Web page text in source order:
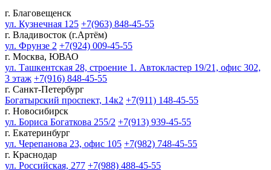
г. Благовещенск
ул. Кузнечная 125 +7(963) 848-45-55
г. Владивосток (г.Артём)
ул. Фрунзе 2 +7(924) 009-45-55
г. Москва, ЮВАО
ул. Ташкентская 28, строение 1. Автокластер 19/21, офис 302,
3 этаж +7(916) 848-45-55
г. Санкт-Петербург
Богатырский проспект, 14к2 +7(911) 148-45-55
г. Новосибирск
ул. Бориса Богаткова 255/2 +7(913) 939-45-55
г. Екатеринбург
ул. Черепанова 23, офис 105 +7(982) 748-45-55
г. Краснодар
ул. Российская, 277 +7(988) 488-45-55